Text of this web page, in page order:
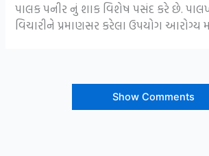
પાલક પનીર નું શાક વિશેષ પસંદ કરે છે.
વિચારીને પ્રમાણસર કરેલા ઉપયોગ આરોગ્ય
Show Comments